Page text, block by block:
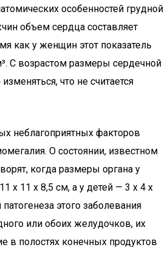
особенностей грудной
объем сердца составляет
как у женщин этот показатель
С возрастом размеры сердечной
что не считается
неблагоприятных факторов
О состоянии, известном
когда размеры органа у
х 11 х 8,5 см, а у детей — 3 х 4 х
этого заболевания
или обоих желудочков, их
в полостях конечных продуктов